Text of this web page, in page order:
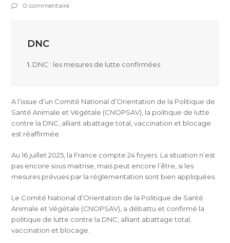
0 commentaire
DNC
1. DNC : les mesures de lutte confirmées
A l’issue d’un Comité National d’Orientation de la Politique de
Santé Animale et Végétale (CNOPSAV), la politique de lutte
contre la DNC, alliant abattage total, vaccination et blocage
est réaffirmée.
Au 16 juillet 2025, la France compte 24 foyers. La situation n’est
pas encore sous maitrise, mais peut encore l’être, si les
mesures prévues par la réglementation sont bien appliquées.
Le Comité National d’Orientation de la Politique de Santé
Animale et Végétale (CNOPSAV), a débattu et confirmé la
politique de lutte contre la DNC, alliant abattage total,
vaccination et blocage.